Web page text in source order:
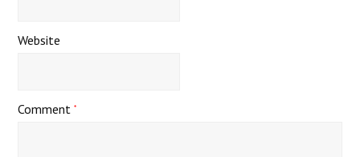
Website
Comment*